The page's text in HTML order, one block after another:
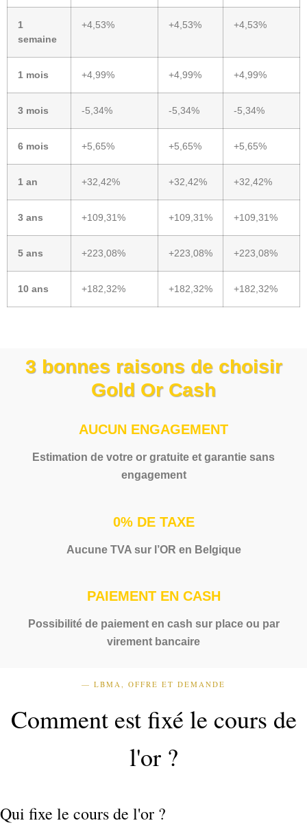
1
semaine
+4,53% +4,53% +4,53%
1 mois +4,99% +4,99% +4,99%
3 mois -5,34% -5,34% -5,34%
6 mois +5,65% +5,65% +5,65%
1 an +32,42% +32,42% +32,42%
3 ans +109,31% +109,31% +109,31%
5 ans +223,08% +223,08% +223,08%
10 ans +182,32% +182,32% +182,32%
3 bonnes raisons de choisir
Gold Or Cash
AUCUN ENGAGEMENT
Estimation de votre or gratuite et garantie sans
engagement
0% DE TAXE
Aucune TVA sur l’OR en Belgique
PAIEMENT EN CASH
Possibilité de paiement en cash sur place ou par
virement bancaire
— LBMA, OFFRE ET DEMANDE
Comment est fixé le cours de
l'or ?
Qui fixe le cours de l'or ?